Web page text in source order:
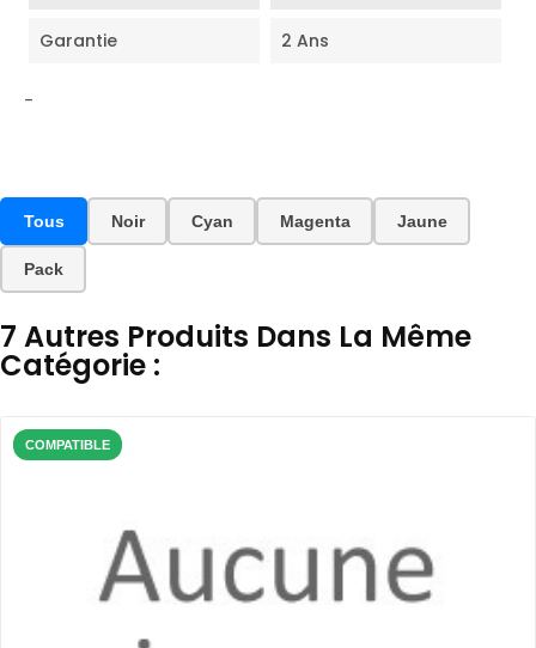
Garantie 2 Ans
-
Tous Noir Cyan Magenta Jaune
Pack
7 Autres Produits Dans La Même
Catégorie :
COMPATIBLE